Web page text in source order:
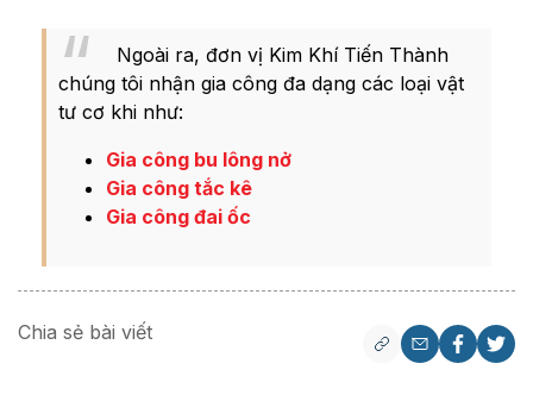
Ngoài ra, đơn vị Kim Khí Tiến Thành
chúng tôi nhận gia công đa dạng các loại vật
tư cơ khi như:
Gia công bu lông nở
Gia công tắc kê
Gia công đai ốc
Chia sẻ bài viết